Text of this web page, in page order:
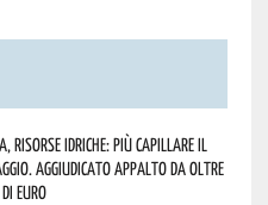
Risorse idriche: più capillare il
Aggiudicato appalto da oltre
euro